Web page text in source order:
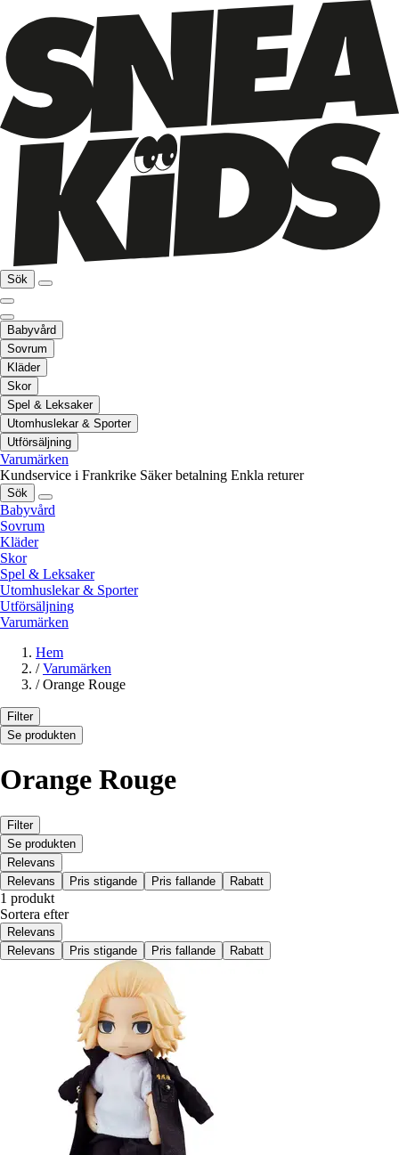
Sök
Babyvård
Sovrum
Kläder
Skor
Spel & Leksaker
Utomhuslekar & Sporter
Utförsäljning
Varumärken
Kundservice i Frankrike Säker betalning Enkla returer
Sök
Babyvård
Sovrum
Kläder
Skor
Spel & Leksaker
Utomhuslekar & Sporter
Utförsäljning
Varumärken
Hem
/ Varumärken
/ Orange Rouge
Filter
Se produkten
Orange Rouge
Filter
Se produkten
Relevans
Relevans
Pris stigande Pris fallande Rabatt
1 produkt
Sortera efter
Relevans
Relevans
Pris stigande Pris fallande Rabatt